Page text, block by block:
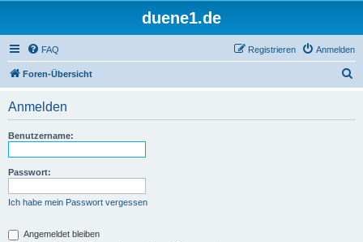
duene1.de
FAQ Anmelden
Registrieren
Foren-Übersicht
Anmelden
Benutzername:
Passwort:
Ich habe mein Passwort vergessen
Angemeldet bleiben